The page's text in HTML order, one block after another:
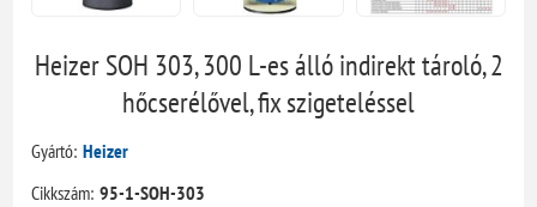
Heizer SOH 303, 300 L-es álló indirekt tároló, 2
hőcserélővel, fix szigeteléssel
Gyártó: Heizer
Cikkszám: 95-1-SOH-303